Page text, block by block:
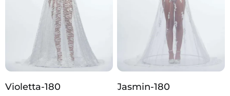
Violetta-180 Jasmin-180